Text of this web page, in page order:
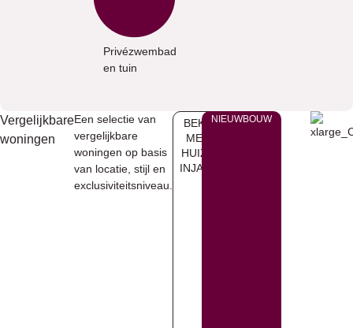
Privézwembad
en tuin
Vergelijkbare
woningen
Een selectie van
vergelijkbare
woningen op basis
van locatie, stijl en
exclusiviteitsniveau.
BEKIJK
MEER
HUIZEN
INJAVEA
NIEUWBOUW